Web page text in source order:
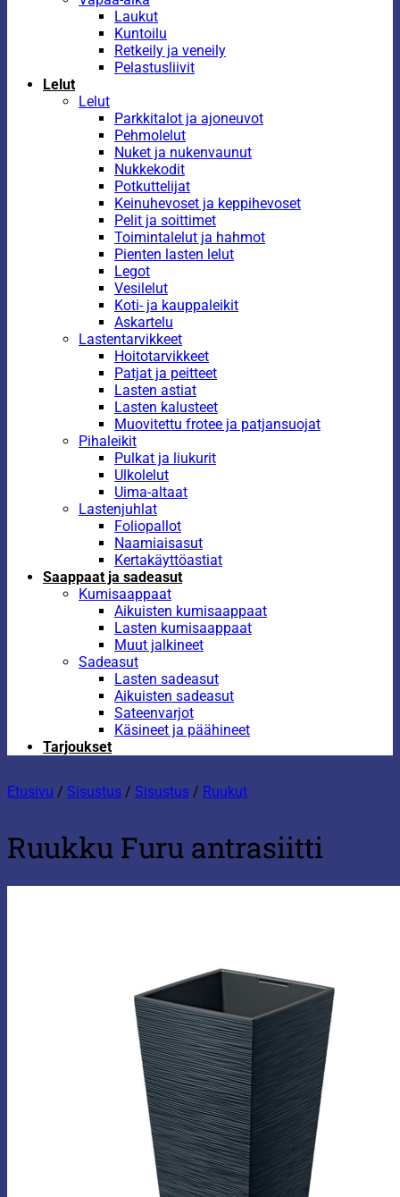
Laukut
Kuntoilu
Retkeily ja veneily
Pelastusliivit
Lelut
Lelut
Parkkitalot ja ajoneuvot
Pehmolelut
Nuket ja nukenvaunut
Nukkekodit
Potkuttelijat
Keinuhevoset ja keppihevoset
Pelit ja soittimet
Toimintalelut ja hahmot
Pienten lasten lelut
Legot
Vesilelut
Koti- ja kauppaleikit
Askartelu
Lastentarvikkeet
Hoitotarvikkeet
Patjat ja peitteet
Lasten astiat
Lasten kalusteet
Muovitettu frotee ja patjansuojat
Pihaleikit
Pulkat ja liukurit
Ulkolelut
Uima-altaat
Lastenjuhlat
Foliopallot
Naamiaisasut
Kertakäyttöastiat
Saappaat ja sadeasut
Kumisaappaat
Aikuisten kumisaappaat
Lasten kumisaappaat
Muut jalkineet
Sadeasut
Lasten sadeasut
Aikuisten sadeasut
Sateenvarjot
Käsineet ja päähineet
Tarjoukset
Etusivu / Sisustus / Sisustus / Ruukut
Ruukku Furu antrasiitti